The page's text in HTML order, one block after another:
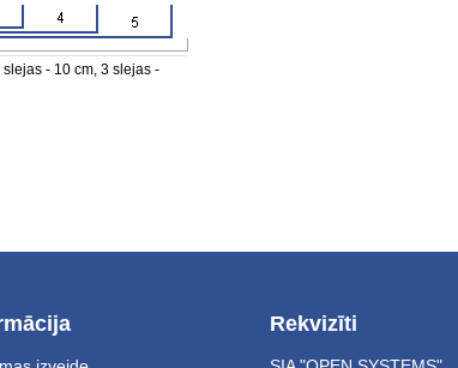
- 10 cm, 3 slejas -
Rekvizīti